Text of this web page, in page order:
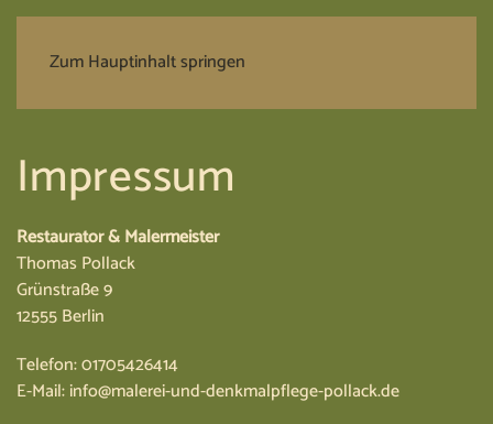
Zum Hauptinhalt springen
Impressum
Restaurator & Malermeister
Thomas Pollack
Grünstraße 9
12555 Berlin
Telefon: 01705426414
E-Mail: info@malerei-und-denkmalpflege-pollack.de